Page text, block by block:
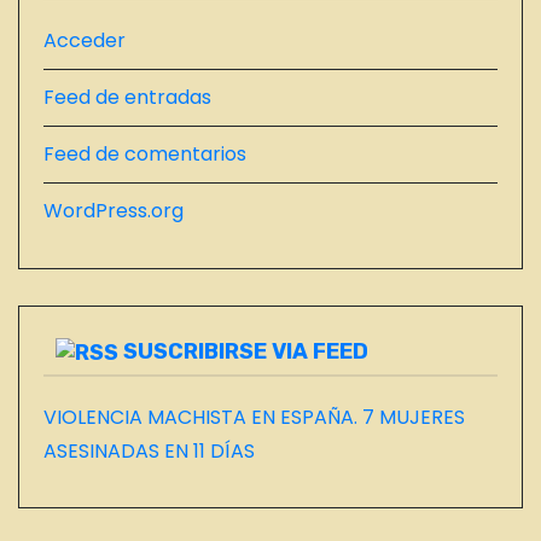
A
S
D
B
O
G
Acceder
Feed de entradas
Feed de comentarios
WordPress.org
SUSCRIBIRSE VIA FEED
VIOLENCIA MACHISTA EN ESPAÑA. 7 MUJERES
ASESINADAS EN 11 DÍAS